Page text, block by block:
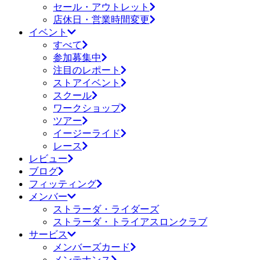
セール・アウトレット
店休日・営業時間変更
イベント
すべて
参加募集中
注目のレポート
ストアイベント
スクール
ワークショップ
ツアー
イージーライド
レース
レビュー
ブログ
フィッティング
メンバー
ストラーダ・ライダーズ
ストラーダ・トライアスロンクラブ
サービス
メンバーズカード